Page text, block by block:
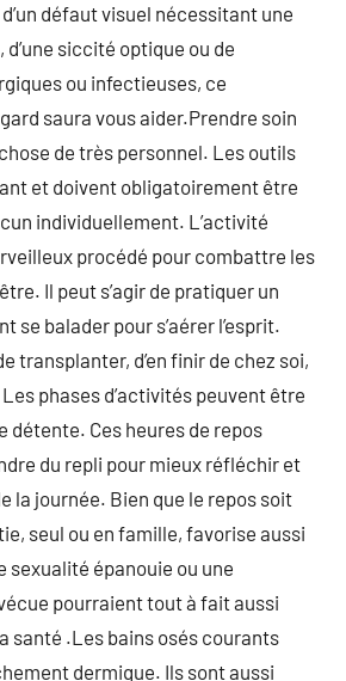
défaut visuel nécessitant une
siccité optique ou de
ou infectieuses, ce
saura vous aider.Prendre soin
de très personnel. Les outils
et doivent obligatoirement être
individuellement. L’activité
procédé pour combattre les
Il peut s’agir de pratiquer un
se balader pour s’aérer l’esprit.
transplanter, d’en finir de chez soi,
phases d’activités peuvent être
détente. Ces heures de repos
du repli pour mieux réfléchir et
la journée. Bien que le repos soit
seul ou en famille, favorise aussi
sexualité épanouie ou une
pourraient tout à fait aussi
santé .Les bains osés courants
dermique. Ils sont aussi